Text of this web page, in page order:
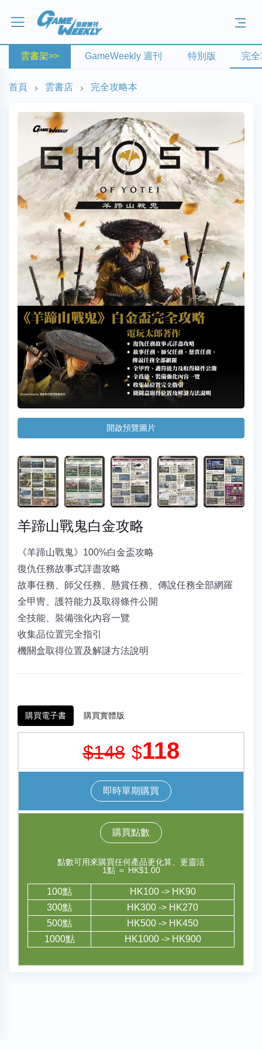
雲書架>> GameWeekly 週刊 特別版 完
首頁 雲書店 完全攻略本
開啟預覽圖片
羊蹄山戰鬼白金攻略
《羊蹄山戰鬼》100%白金盃攻略
復仇任務故事式詳盡攻略
故事任務、師父任務、懸賞任務、傳說任務全部網羅
全甲冑、護符能力及取得條件公開
全技能、裝備強化內容一覽
收集品位置完全指引
機關盒取得位置及解謎方法說明
購買電子書 購買實體版
$148 $118
即時單期購買
購買點數
點數可用來購買任何產品更化算、更靈活
1點 ＝ HK$1.00
100點
HK100 -> HK90
300點
HK300 -> HK270
500點
HK500 -> HK450
1000點
HK1000 -> HK900